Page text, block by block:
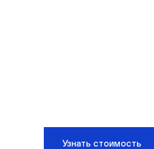
Узнать стоимость